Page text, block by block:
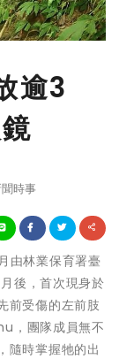
逾3
時事
由林業保育署臺
後，首次現身於
前受傷的左前肢
，團隊成員無不
隨時掌握牠的出